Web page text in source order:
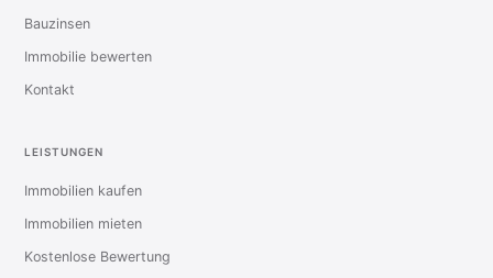
Bauzinsen
Immobilie bewerten
Kontakt
LEISTUNGEN
Immobilien kaufen
Immobilien mieten
Kostenlose Bewertung